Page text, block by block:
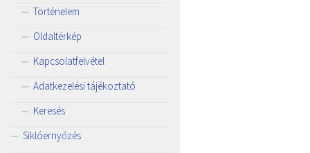
Történelem
Oldaltérkép
Kapcsolatfelvétel
Adatkezelési tájékoztató
Keresés
Siklóernyőzés